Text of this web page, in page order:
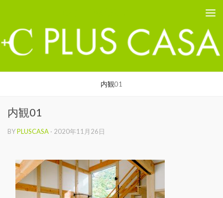
内観01
内観01
BYPLUSCASA · 2020年11月26日